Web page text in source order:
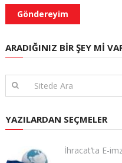
ARADIĞINIZ BIR ŞEY MI
YAZILARDAN SEÇMELER
İhracat’ta E-